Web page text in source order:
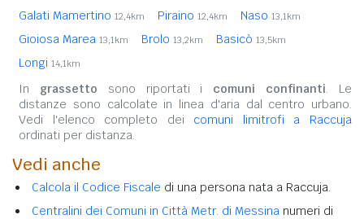
Galati Mamertino 12,4km Piraino 12,4km Naso 13,1km
Gioiosa Marea 13,1km Brolo 13,2km Basicò 13,5km
Longi 14,1km
In grassetto sono riportati i comuni confinanti. Le
distanze sono calcolate in linea d'aria dal centro urbano.
Vedi l'elenco completo dei comuni limitrofi a Raccuja
ordinati per distanza.
Vedi anche
Calcola il Codice Fiscale di una persona nata a Raccuja.
Centralini dei Comuni in Città Metr. di Messina numeri di